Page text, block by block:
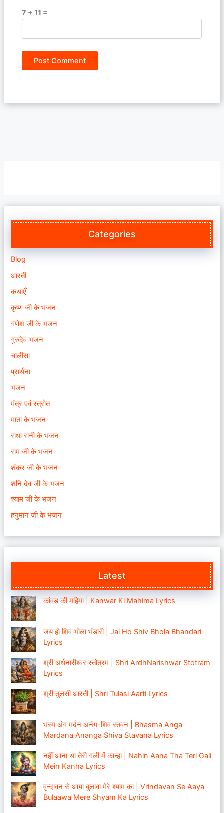
7 + 11 =
Categories
Blog
आरती
कथाएँ
कृष्ण जी के भजन
गणेश जी के भजन
गुरुदेव भजन
चालीसा
प्रार्थना
भजन
मंत्र एवं स्त्रोत
माता के भजन
राधा रानी के भजन
राम जी के भजन
शंकर जी के भजन
शनि देव जी के भजन
श्याम जी के भजन
हनुमान जी के भजन
Latest
कांवड़ की महिमा | Kanwar Ki Mahima Lyrics
जय हो शिव भोला भंडारी | Jai Ho Shiv Bhola Bhandari
Lyrics
श्री अर्धनारीश्वर स्तोत्रम | Shri ArdhNarishwar Stotram
Lyrics
श्री तुलसी आरती | Shri Tulasi Aarti Lyrics
भस्म अंग मर्दन अनंग-शिव स्तवन | Bhasma Anga
Mardana Ananga Shiva Stavana Lyrics
नहीं आना था तेरी गली में कान्हा | Nahin Aana Tha Teri Gali
Mein Kanha Lyrics
वृन्दावन से आया बुलावा मेरे श्याम का | Vrindavan Se Aaya
Bulaawa Mere Shyam Ka Lyrics